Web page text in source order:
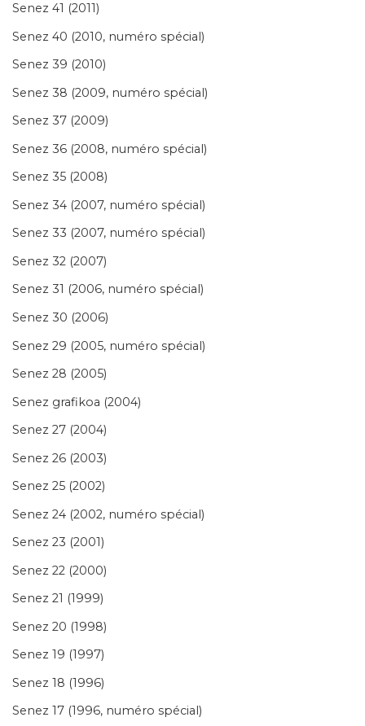
Senez 41 (2011)
Senez 40 (2010, numéro spécial)
Senez 39 (2010)
Senez 38 (2009, numéro spécial)
Senez 37 (2009)
Senez 36 (2008, numéro spécial)
Senez 35 (2008)
Senez 34 (2007, numéro spécial)
Senez 33 (2007, numéro spécial)
Senez 32 (2007)
Senez 31 (2006, numéro spécial)
Senez 30 (2006)
Senez 29 (2005, numéro spécial)
Senez 28 (2005)
Senez grafikoa (2004)
Senez 27 (2004)
Senez 26 (2003)
Senez 25 (2002)
Senez 24 (2002, numéro spécial)
Senez 23 (2001)
Senez 22 (2000)
Senez 21 (1999)
Senez 20 (1998)
Senez 19 (1997)
Senez 18 (1996)
Senez 17 (1996, numéro spécial)